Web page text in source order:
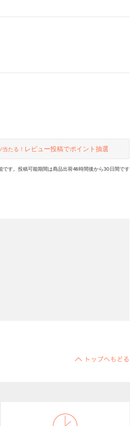
当たる！ レビュー投稿でポイント抽選
す。投稿可能期間は商品出荷48時間後から30日間です